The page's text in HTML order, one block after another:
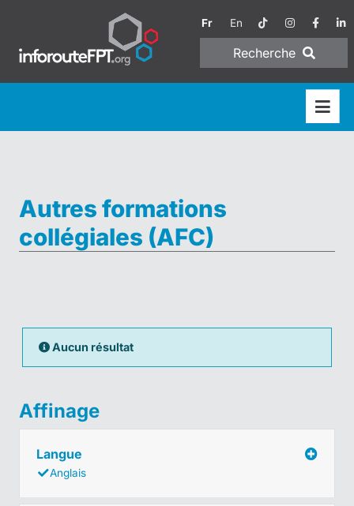
Fr En
Recherche
Autres formations
collégiales (AFC)
Aucun résultat
Affinage
Langue
Anglais